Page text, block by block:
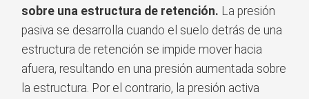
sobre una estructura de retención. La presión
pasiva se desarrolla cuando el suelo detrás de una
estructura de retención se impide mover hacia
afuera, resultando en una presión aumentada sobre
la estructura. Por el contrario, la presión activa